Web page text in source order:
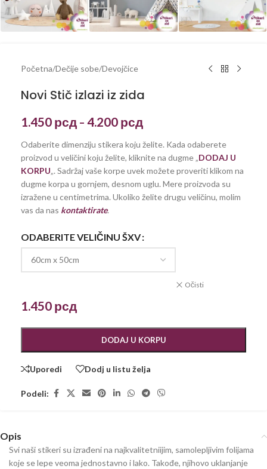
Početna/Dečije sobe/Devojčice
Novi Stič izlazi iz zida
1.450 рсд – 4.200 рсд
Odaberite dimenziju stikera koju želite. Kada odaberete
proizvod u veličini koju želite, kliknite na dugme „DODAJ U
KORPU„. Sadržaj vaše korpe uvek možete proveriti klikom na
dugme korpa u gornjem, desnom uglu. Mere proizvoda su
izražene u centimetrima. Ukoliko želite drugu veličinu, molim
vas da nas kontaktirate.
ODABERITE VELIČINU ŠXV
Očisti
1.450 рсд
DODAJ U KORPU
Uporedi Dodj u listu želja
Podeli:
Opis
Svi naši stikeri su izrađeni na najkvalitetniijim, samolepljivim folijama
koje se lepe veoma jednostavno i lako. Takođe, njihovo uklanjanje